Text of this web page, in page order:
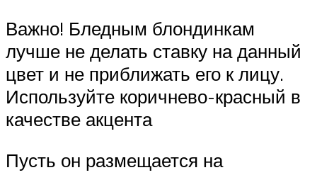
Важно! Бледным блондинкам
лучше не делать ставку на данный
цвет и не приближать его к лицу.
Используйте коричнево-красный в
качестве акцента
Пусть он размещается на